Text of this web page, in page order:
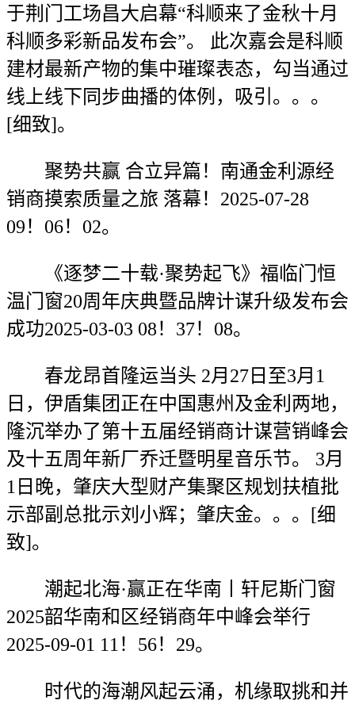
于荆门工场昌大启幕“科顺来了金秋十月
科顺多彩新品发布会”。 此次嘉会是科顺
建材最新产物的集中璀璨表态，勾当通过
线上线下同步曲播的体例，吸引。。。
[细致]。
聚势共赢 合立异篇！南通金利源经
销商摸索质量之旅 落幕！2025-07-28
09！06！02。
《逐梦二十载·聚势起飞》福临门恒
温门窗20周年庆典暨品牌计谋升级发布会
成功2025-03-03 08！37！08。
春龙昂首隆运当头 2月27日至3月1
日，伊盾集团正在中国惠州及金利两地，
隆沉举办了第十五届经销商计谋营销峰会
及十五周年新厂乔迁暨明星音乐节。 3月
1日晚，肇庆大型财产集聚区规划扶植批
示部副总批示刘小辉；肇庆金。。。[细
致]。
潮起北海·赢正在华南丨轩尼斯门窗
2025韶华南和区经销商年中峰会举行
2025-09-01 11！56！29。
时代的海潮风起云涌，机缘取挑和并